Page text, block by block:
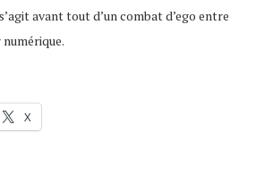
avant tout d’un combat d’ego entre
X